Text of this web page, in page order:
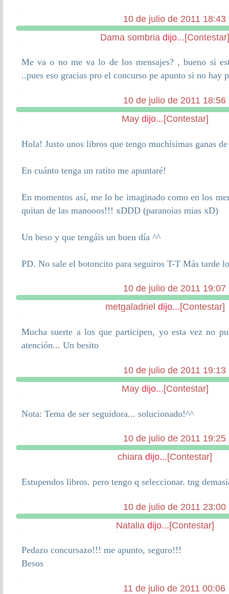
10 de julio de 2011 18:43
Dama sombria dijo...[Contestar]
Me va o no me va lo de los mensajes? , bueno si
..pues eso gracias pro el concurso pe apunto si no hay
10 de julio de 2011 18:56
Maydijo...[Contestar]
Hola! Justo unos libros que tengo muchísimas ganas
En cuánto tenga un ratito me apuntaré!
En momentos así, me lo he imaginado como en los
quitan de las manooos!!! xDDD (paranoias mias xD)
Un beso y que tengáis un buen día ^^
PD. No sale el botoncito para seguiros T-T Más tarde
10 de julio de 2011 19:07
metgaladriel dijo...[Contestar]
Mucha suerte a los que participen, yo esta vez no
atención... Un besito
10 de julio de 2011 19:13
Maydijo...[Contestar]
Nota: Tema de ser seguidora... solucionado!^^
10 de julio de 2011 19:25
chiara dijo...[Contestar]
Estupendos libros. pero tengo q seleccionar. tng
10 de julio de 2011 23:00
Natalia dijo...[Contestar]
Pedazo concursazo!!! me apunto, seguro!!!
Besos
11 de julio de 2011 00:06